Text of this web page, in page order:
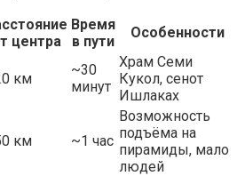
центра
Время
в пути
Особенности
км
~30
минут
Храм Семи
Кукол, сенот
Ишлаках
км ~1 час
Возможность
подъёма на
пирамиды, мало
людей